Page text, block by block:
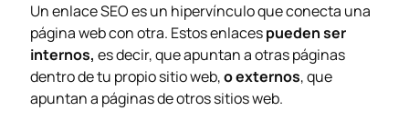
Un enlace SEO es un hipervínculo que conecta una
página web con otra. Estos enlacespueden ser
internos, es decir, que apuntan a otras páginas
dentro de tu propio sitio web,o externos, que
apuntan a páginas de otros sitios web.